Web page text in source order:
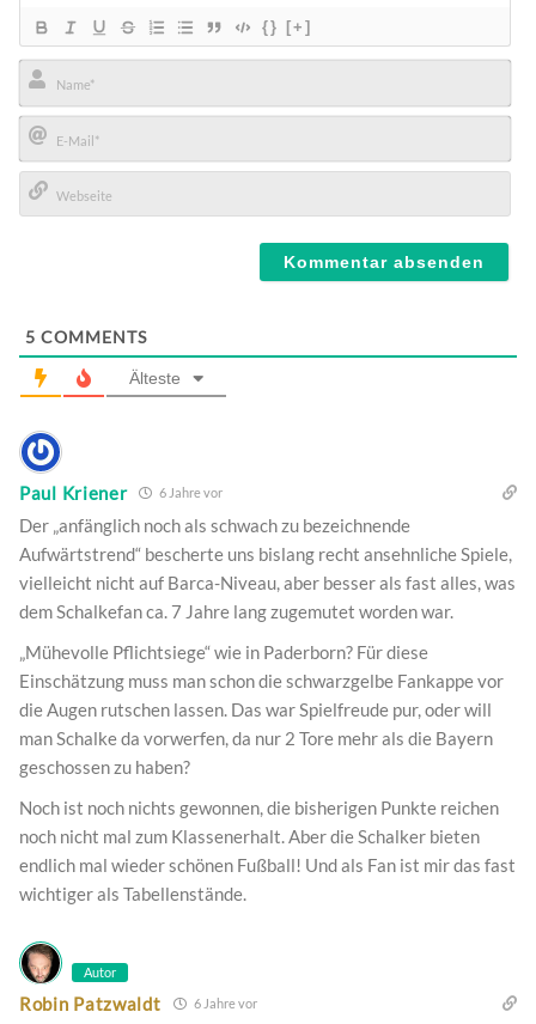
{} [+]
Name*
E-
Mail*
5 COMMENTS
Älteste
Paul Kriener 6 Jahre vor
Der „anfänglich noch als schwach zu bezeichnende
Aufwärtstrend“ bescherte uns bislang recht ansehnliche Spiele,
vielleicht nicht auf Barca-Niveau, aber besser als fast alles, was
dem Schalkefan ca. 7 Jahre lang zugemutet worden war.
„Mühevolle Pflichtsiege“ wie in Paderborn? Für diese
Einschätzung muss man schon die schwarzgelbe Fankappe vor
die Augen rutschen lassen. Das war Spielfreude pur, oder will
man Schalke da vorwerfen, da nur 2 Tore mehr als die Bayern
geschossen zu haben?
Noch ist noch nichts gewonnen, die bisherigen Punkte reichen
noch nicht mal zum Klassenerhalt. Aber die Schalker bieten
endlich mal wieder schönen Fußball! Und als Fan ist mir das fast
wichtiger als Tabellenstände.
Autor
Robin Patzwaldt 6 Jahre vor